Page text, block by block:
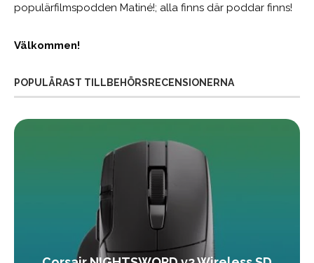
populärfilmspodden Matiné!; alla finns där poddar finns!
Välkommen!
POPULÄRAST TILLBEHÖRSRECENSIONERNA